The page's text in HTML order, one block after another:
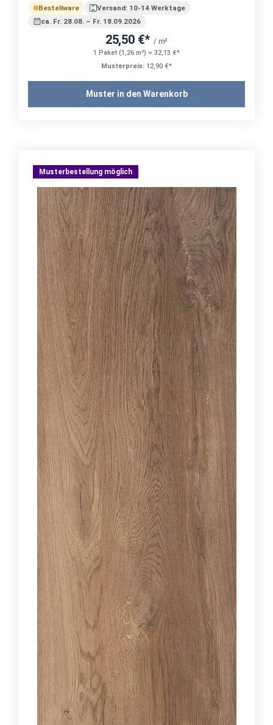
Bestellware
Versand: 10-14 Werktage
ca. Fr. 28.08. – Fr. 18.09.2026
25,50 €* / m²
1 Paket (1,26 m²) = 32,13 €*
Musterpreis: 12,90 €*
Muster in den Warenkorb
Musterbestellung möglich